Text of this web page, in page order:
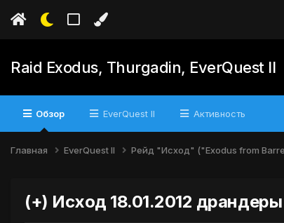
Raid Exodus, Thurgadin, EverQuest II
Обзор EverQuest II Активность
Главная EverQuest II Рейд "Исход" ("Exodus from
(+) Исход 18.01.2012 драндеры